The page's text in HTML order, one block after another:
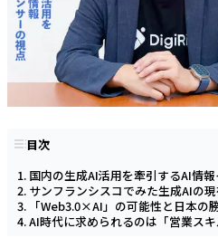
目次
国内の生成AI活用を牽引するAI情
サンフランシスコでみた生成AIの
「Web3.0×AI」の可能性と日本の
AI時代に求められるのは「営業スキ